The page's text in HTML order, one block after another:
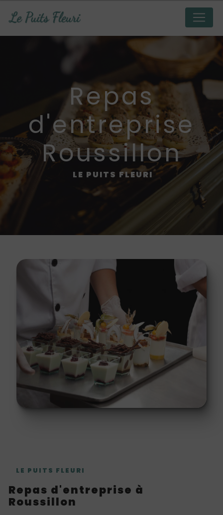
repas
d'entreprise
Roussillon
LE PUITS FLEURI
LE PUITS FLEURI
repas d'entreprise à
Roussillon